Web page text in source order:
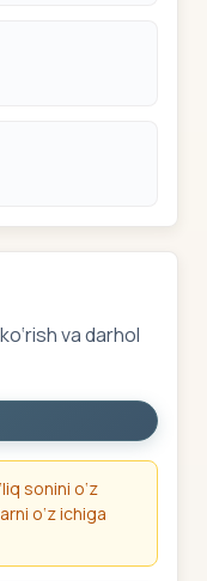
va darhol
sonini o‘z
o‘z ichiga